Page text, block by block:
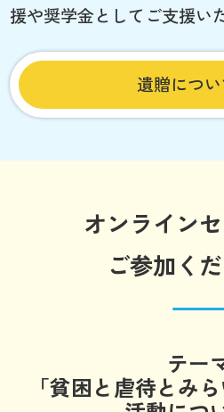
援や奨学金としてご支援い
遺贈につい
オンライン
ご参加くだ
テー
「貧困と虐待とみ